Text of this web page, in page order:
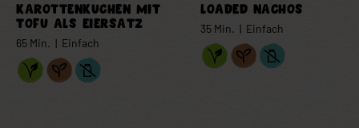
KAROTTENKUCHEN MIT
TOFU ALS EIERSATZ
65 Min. | Einfach
LOADED NACHOS
35 Min. | Einfach